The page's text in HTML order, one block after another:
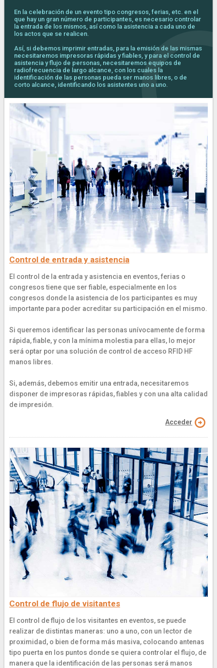
En la celebración de un evento tipo congresos, ferias, etc. en el
que hay un gran número de participantes, es necesario controlar
la entrada de los mismos, así como la asistencia a cada uno de
los actos que se realicen.
Así, si debemos imprimir entradas, para la emisión de las mismas
necesitaremos impresoras rápidas y fiables, y para el control de
asistencia y flujo de personas, necesitaremos equipos de
radiofrecuencia de largo alcance, con los cuales la
identificación de las personas pueda ser manos libres, o de
corto alcance, identificando los asistentes uno a uno.
Control de entrada y asistencia
El control de la entrada y asistencia en eventos, ferias o
congresos tiene que ser fiable, especialmente en los
congresos donde la asistencia de los participantes es muy
importante para poder acreditar su participación en el mismo.
Si queremos identificar las personas unívocamente de forma
rápida, fiable, y con la mínima molestia para ellas, lo mejor
será optar por una solución de control de acceso RFID HF
manos libres.
Si, además, debemos emitir una entrada, necesitaremos
disponer de impresoras rápidas, fiables y con una alta calidad
de impresión.
Acceder
Control de flujo de visitantes
El control de flujo de los visitantes en eventos, se puede
realizar de distintas maneras: uno a uno, con un lector de
proximidad, o bien de forma más masiva, colocando antenas
tipo puerta en los puntos donde se quiera controlar el flujo, de
manera que la identificación de las personas será manos